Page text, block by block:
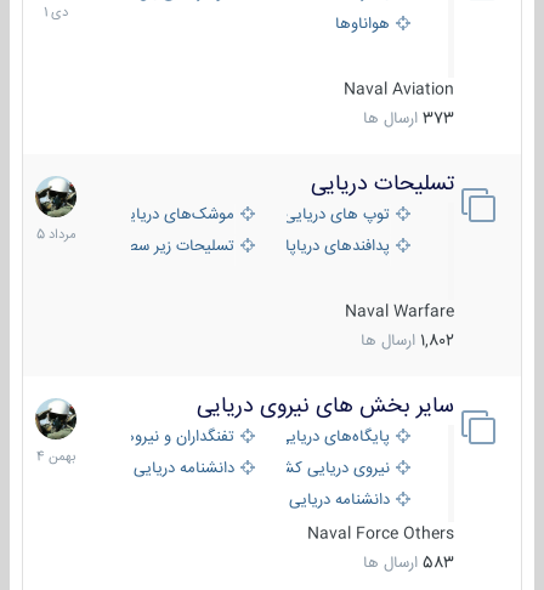
هواناوها
Naval Aviation
373 ارسال ها
1401
تسلیحات دریایی
توپ های دریایی
موشک‌های دریایی
پدافندهای دریاپایه
تسلیحات زیر سطحی
Naval Warfare
1,802 ارسال ها
2
مرداد
1405
سایر بخش های نیروی دریایی
پایگاه‌های دریایی
تفنگداران و نیروهای ویژه‌ی دریایی
نیروی دریایی کشورهای مختلفدانشنامه دریایی
دانشنامه دریایی کپی
Naval Force Others
583 ارسال ها
22
بهمن
1404